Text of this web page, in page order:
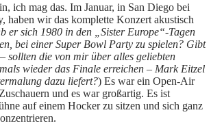
ich mag das. Im Januar, in San Diego bei
haben wir das komplette Konzert akustisch
er sich 1980 in den „Sister Europe“-Tagen
bei einer Super Bowl Party zu spielen? Gibt
sollten die von mir über alles geliebten
wieder das Finale erreichen – Mark Eitzel
dazu liefert?) Es war ein Open-Air
und es war großartig. Es ist
auf einem Hocker zu sitzen und sich ganz